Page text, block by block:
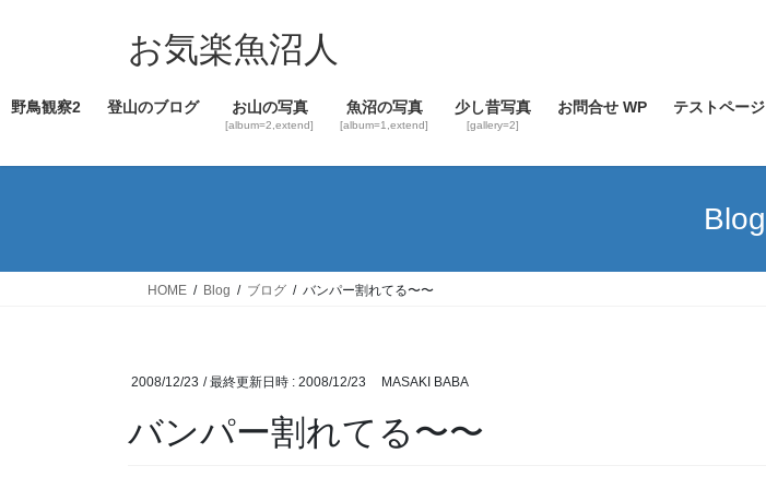
ツ
ス
シ
ン
お気楽魚沼人
野鳥観察2 登山のブログ お山の写真
[album=2,extend]
魚沼の写真
[album=1,extend]
少し昔写真
[gallery=2]
お問合せ WP テストページ
Blog
HOME Blog ブログ バンパー割れてる〜〜
2008/12/23 / 最終更新日時 : 2008/12/23 MASAKI BABA
バンパー割れてる〜〜